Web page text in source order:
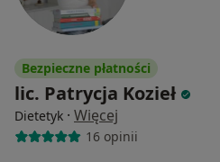
Bezpieczne płatności
lic. Patrycja Kozieł
Dietetyk · Więcej
16 opinii